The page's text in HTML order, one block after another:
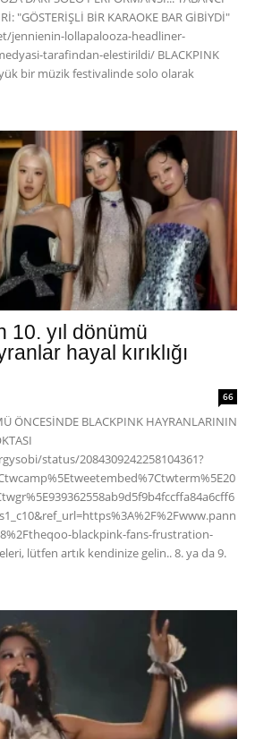
"GÖSTERİŞLİ BİR KARAOKE BAR GİBİYDİ"
jennienin-lollapalooza-headliner-
tarafindan-elestirildi/ BLACKPINK
bir müzik festivalinde solo olarak
10. yıl dönümü
hayal kırıklığı
66
ÖNCESİNDE BLACKPINK HAYRANLARININ
status/2084309242258104361?
blackpink-fans-frustration-
lütfen artık kendinize gelin.. 8. ya da 9.